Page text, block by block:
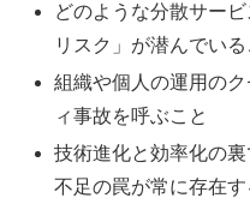
どのような分散サー
リスク」が潜んでいる
組織や個人の運用の
ィ事故を呼ぶこと
技術進化と効率化の
不足の罠が常に存在す